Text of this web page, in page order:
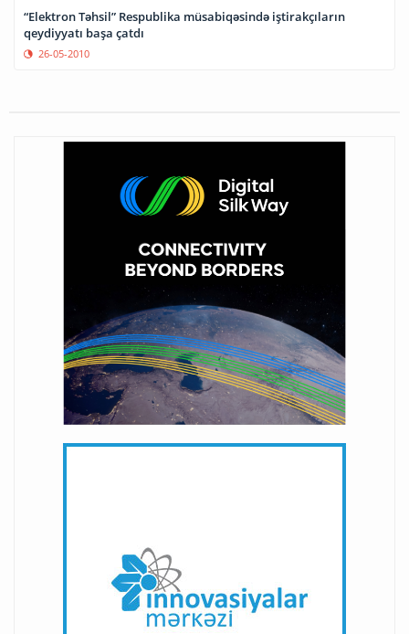
“Elektron Təhsil” Respublika müsabiqəsində iştirakçıların
qeydiyyatı başa çatdı
26-05-2010